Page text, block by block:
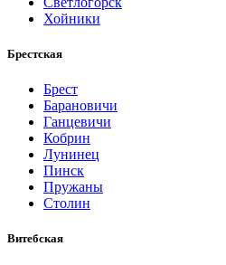
Хойники
Брестская
Брест
Барановичи
Ганцевичи
Кобрин
Лунинец
Пинск
Пружаны
Столин
Витебская